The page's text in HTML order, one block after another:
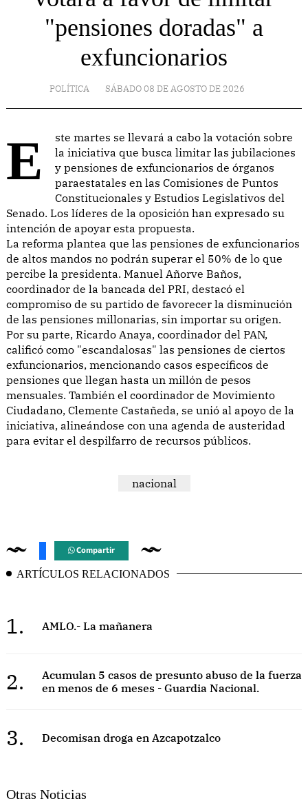
"pensiones doradas" a
exfuncionarios
POLÍTICA SÁBADO 08 DE AGOSTO DE 2026
Este martes se llevará a cabo la votación sobre
la iniciativa que busca limitar las jubilaciones
y pensiones de exfuncionarios de órganos
paraestatales en las Comisiones de Puntos
Constitucionales y Estudios Legislativos del
Senado. Los líderes de la oposición han expresado su
intención de apoyar esta propuesta.
La reforma plantea que las pensiones de exfuncionarios
de altos mandos no podrán superar el 50% de lo que
percibe la presidenta. Manuel Añorve Baños,
coordinador de la bancada del PRI, destacó el
compromiso de su partido de favorecer la disminución
de las pensiones millonarias, sin importar su origen.
Por su parte, Ricardo Anaya, coordinador del PAN,
calificó como "escandalosas" las pensiones de ciertos
exfuncionarios, mencionando casos específicos de
pensiones que llegan hasta un millón de pesos
mensuales. También el coordinador de Movimiento
Ciudadano, Clemente Castañeda, se unió al apoyo de la
iniciativa, alineándose con una agenda de austeridad
para evitar el despilfarro de recursos públicos.
nacional
Compartir
ARTÍCULOS RELACIONADOS
1. AMLO.- La mañanera
2.
Acumulan 5 casos de presunto abuso de la fuerza
en menos de 6 meses - Guardia Nacional.
3. Decomisan droga en Azcapotzalco
Otras Noticias